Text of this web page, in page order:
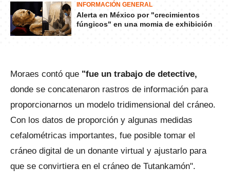
INFORMACIÓN GENERAL
Alerta en México por "crecimientos
fúngicos" en una momia de exhibición
Moraes contó que "fue un trabajo de detective,
donde se concatenaron rastros de información para
proporcionarnos un modelo tridimensional del cráneo.
Con los datos de proporción y algunas medidas
cefalométricas importantes, fue posible tomar el
cráneo digital de un donante virtual y ajustarlo para
que se convirtiera en el cráneo de Tutankamón".